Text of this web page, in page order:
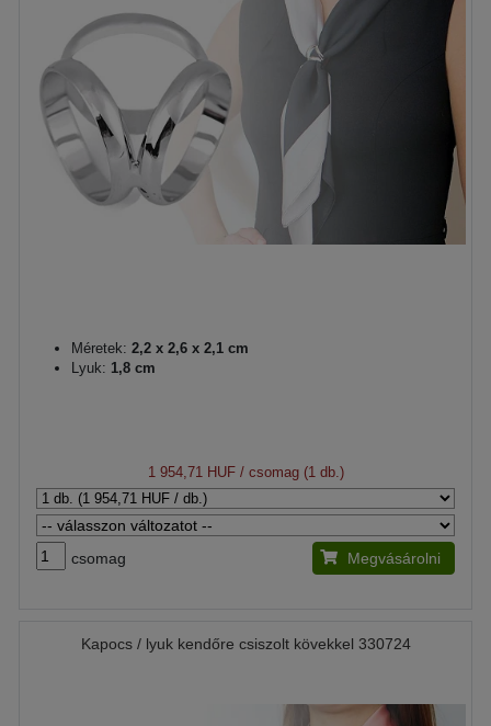
Méretek: 2,2 x 2,6 x 2,1 cm
Lyuk: 1,8 cm
1 954,71 HUF/ csomag (1 db.)
csomag Megvásárolni
Kapocs / lyuk kendőre csiszolt kövekkel 330724